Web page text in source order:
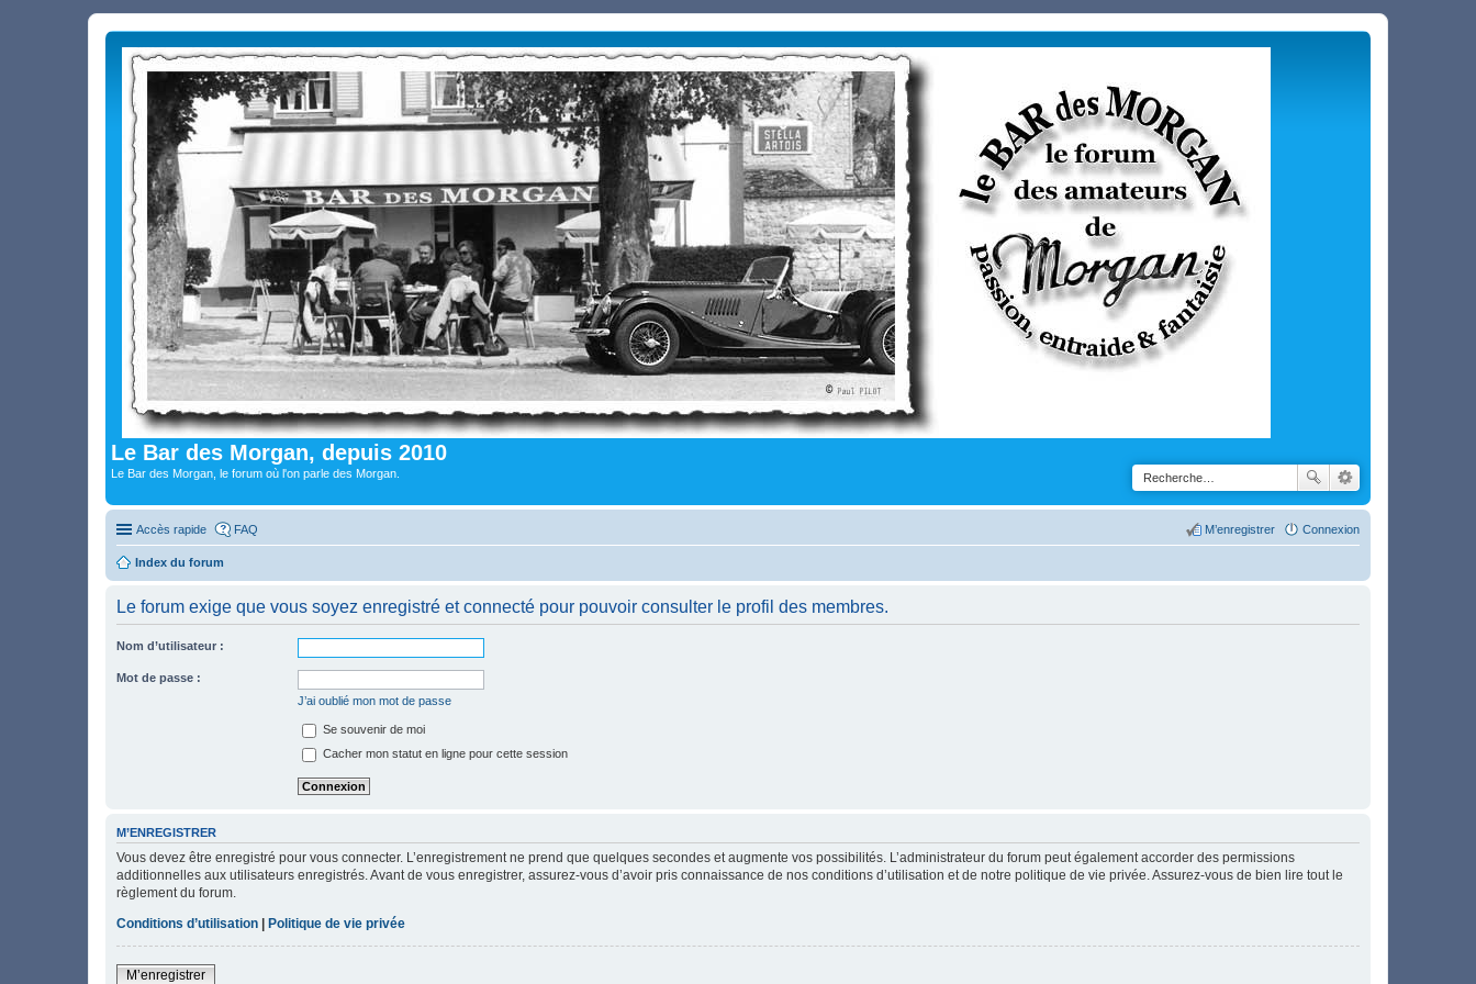
Le Bar des Morgan, depuis 2010
Le Bar des Morgan, le forum où l'on parle des Morgan.
Accès rapide FAQ Connexion
M’enregistrer
Index du forum
Le forum exige que vous soyez enregistré et connecté pour pouvoir consulter le profil des membres.
Nom d’utilisateur :
Mot de passe :
J’ai oublié mon mot de passe
Se souvenir de moi
Cacher mon statut en ligne pour cette session
M’ENREGISTRER
Vous devez être enregistré pour vous connecter. L’enregistrement ne prend que quelques secondes et augmente vos possibilités. L’administrateur du forum peut également accorder des permissions
additionnelles aux utilisateurs enregistrés. Avant de vous enregistrer, assurez-vous d’avoir pris connaissance de nos conditions d’utilisation et de notre politique de vie privée. Assurez-vous de bien lire tout le
règlement du forum.
Conditions d’utilisation
Politique de vie privée
M’enregistrer